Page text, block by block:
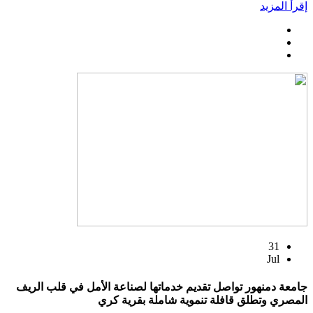
إقرأ المزيد
31
Jul
جامعة دمنهور تواصل تقديم خدماتها لصناعة الأمل في قلب الريف
المصري وتطلق قافلة تنموية شاملة بقرية كري